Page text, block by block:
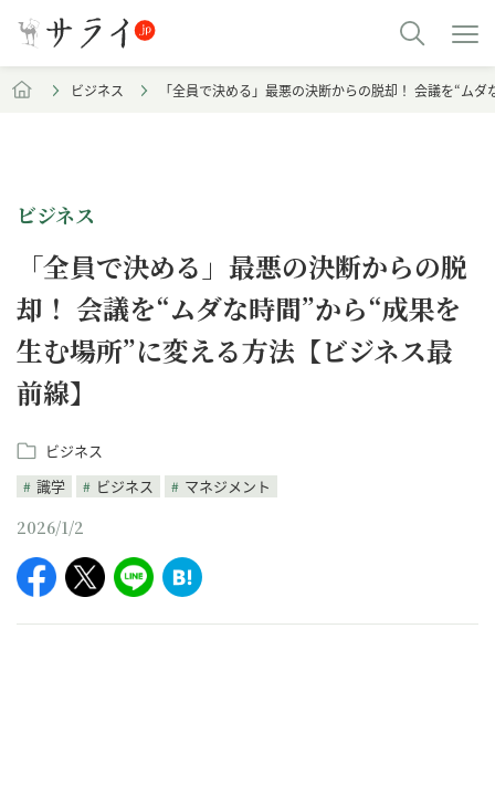
ビジネス 「全員で決める」最悪の決断からの脱却！ 会議を“ム
ビジネス
「全員で決める」最悪の決断からの脱
却！ 会議を“ムダな時間”から“成果を
生む場所”に変える方法【ビジネス最
前線】
ビジネス
識学
ビジネス マネジメント
2026/1/2